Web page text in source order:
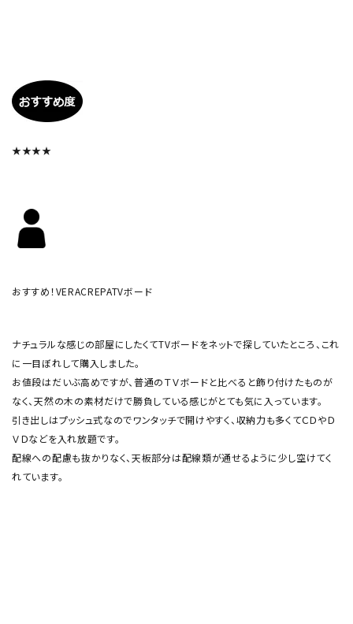
★★★★
おすすめ！VERACREPATVボード
ナチュラルな感じの部屋にしたくてTVボードをネットで探していたところ、これ
に一目ぼれして購入しました。
お値段はだいぶ高めですが、普通のＴＶボードと比べると飾り付けたものが
なく、天然の木の素材だけで勝負している感じがとても気に入っています。
引き出しはプッシュ式なのでワンタッチで開けやすく、収納力も多くてＣＤやＤ
ＶＤなどを入れ放題です。
配線への配慮も抜かりなく、天板部分は配線類が通せるように少し空けてく
れています。